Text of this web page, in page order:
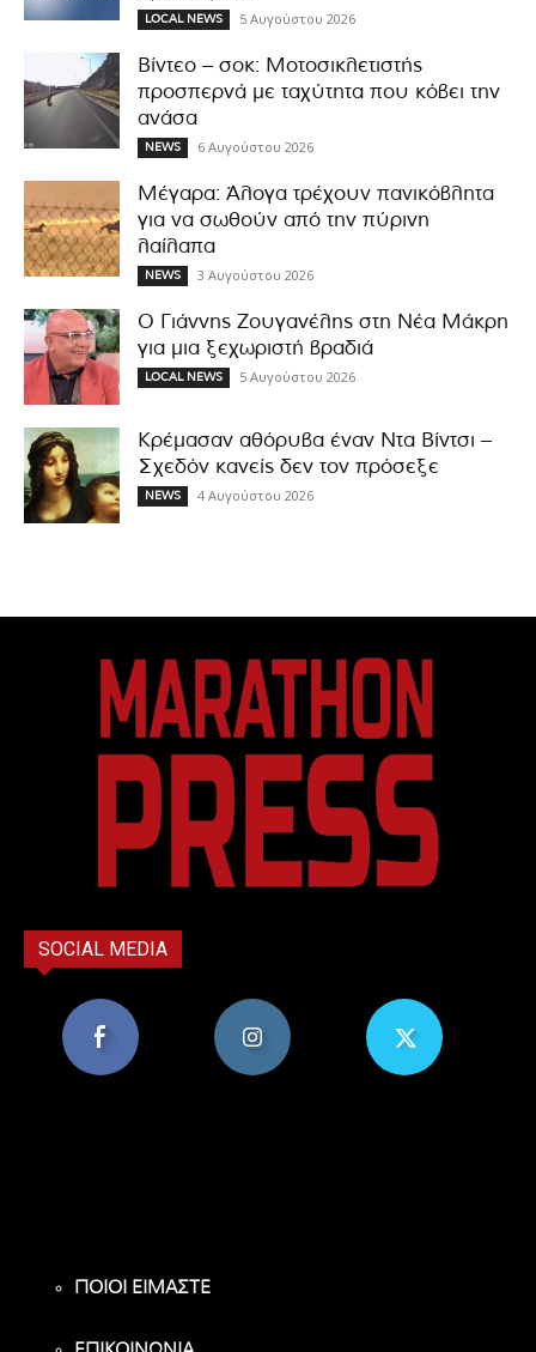
LOCAL NEWS 5 Αυγούστου 2026
Βίντεο – σοκ: Μοτοσικλετιστής
προσπερνά με ταχύτητα που κόβει την
ανάσα
NEWS 6 Αυγούστου 2026
Μέγαρα: Άλογα τρέχουν πανικόβλητα
για να σωθούν από την πύρινη
λαίλαπα
NEWS 3 Αυγούστου 2026
Ο Γιάννης Ζουγανέλης στη Νέα Μάκρη
για μια ξεχωριστή βραδιά
LOCAL NEWS 5 Αυγούστου 2026
Κρέμασαν αθόρυβα έναν Ντα Βίντσι –
Σχεδόν κανείς δεν τον πρόσεξε
NEWS 4 Αυγούστου 2026
SOCIAL MEDIA
ΠΟΙΟΙ ΕΙΜΑΣΤΕ